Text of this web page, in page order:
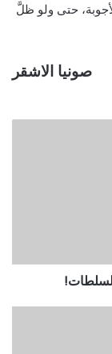
حتى ولو ظلَّ
صونيا الاشقر